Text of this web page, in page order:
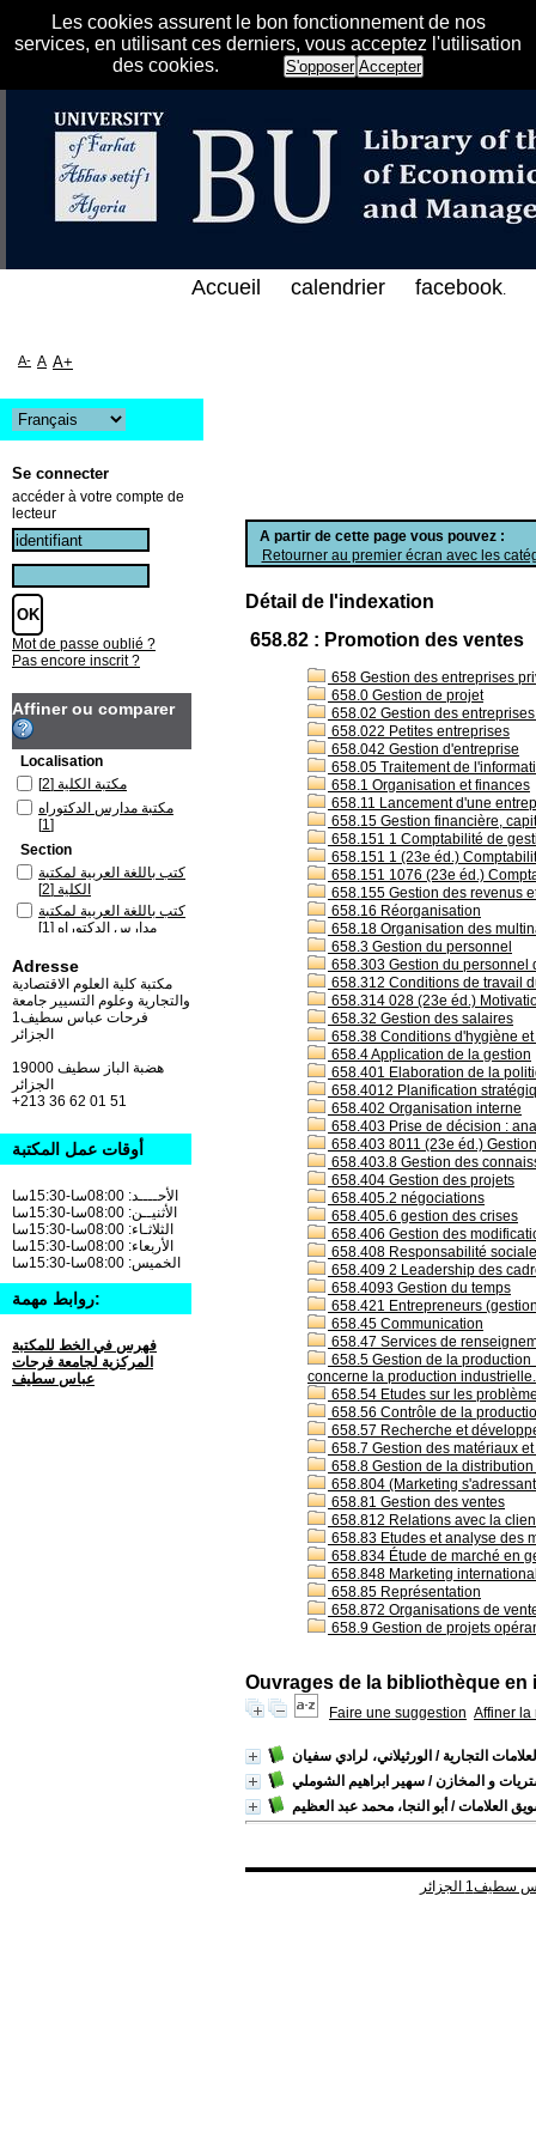
Les cookies assurent le bon fonctionnement de nos
services, en utilisant ces derniers, vous acceptez l'utilisation
des cookies.
S'opposer Accepter
الإلكتروني على الخط المباشر لمكتبة كلية
A partir de cette page vous pouvez :
Retourner au premier écran avec les
Détail de l'indexation
658.82 : Promotion des ventes
658 Gestion des entreprises
658.0 Gestion de projet
658.02 Gestion des
658.022 Petites entreprises
658.042 Gestion d'entreprise
658.05 Traitement de
658.1 Organisation et finances
658.11 Lancement d'une
658.15 Gestion financière,
658.151 1 Comptabilité de
658.151 1 (23e éd.)
658.151 1076 (23e éd.)
658.155 Gestion des revenus
658.16 Réorganisation
658.18 Organisation des
658.3 Gestion du personnel
658.303 Gestion du
658.312 Conditions de travail
658.314 028 (23e éd.)
658.32 Gestion des salaires
658.38 Conditions d'hygiène
658.4 Application de la gestion
658.401 Elaboration de la
658.4012 Planification
658.402 Organisation interne
658.403 Prise de décision :
658.403 8011 (23e éd.)
658.403.8 Gestion des
658.404 Gestion des projets
658.405.2 négociations
658.405.6 gestion des crises
658.406 Gestion des
658.408 Responsabilité
658.409 2 Leadership des
658.4093 Gestion du temps
658.421 Entrepreneurs
658.45 Communication
658.47 Services de
658.5 Gestion de la
concerne la production
658.54 Etudes sur les
658.56 Contrôle de la
658.57 Recherche et
658.7 Gestion des matériaux
658.8 Gestion de la
658.804 (Marketing
658.81 Gestion des ventes
658.812 Relations avec la
658.83 Etudes et analyse des
658.834 Étude de marché en
658.848 Marketing
658.85 Représentation
658.872 Organisations de
658.9 Gestion de projets
Ouvrages de la bibliothèque en
Faire une suggestion Affiner la
التجارية / الورثيلاني، لرادي سفيان
و المخازن/ سهير ابراهيم الشوملي
العلامات/ أبو النجا، محمد عبد العظيم
Accueil calendrier facebook.
A- A A+
Se connecter
accéder à votre compte de
lecteur
Mot de passe oublié ?
Pas encore inscrit ?
Affiner ou comparer
Localisation
مكتبة الكلية [2]
مكتبة مدارس الدكتوراه
[1]
Section
كتب باللغة العربية لمكتبة
الكلية [2]
كتب باللغة العربية لمكتبة
مدارس الدكتوراه [1]
Adresse
مكتبة كلية العلوم الاقتصادية
والتجارية وعلوم التسيير جامعة
فرحات عباس سطيف1
الجزائر
19000 هضبة الباز سطيف
+213 36 62 01 51
أوقات عمل المكتبة
الأحــــد: 08:00سا-15:30سا
الأثنيــن: 08:00سا-15:30سا
الثلاثـاء: 08:00سا-15:30سا
الأربعاء: 08:00سا-15:30سا
الخميس: 08:00سا-15:30سا
روابط مهمة:
فهرس في الخط للمكتبة
المركزية لجامعة فرحات
عباس سطيف